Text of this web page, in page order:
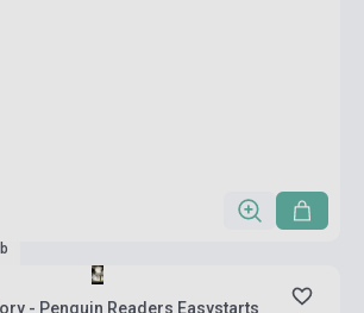
- Penguin Readers Easystarts